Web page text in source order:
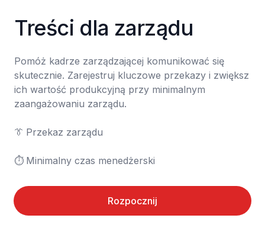
Treści dla zarządu
Pomóż kadrze zarządzającej komunikować się
skutecznie. Zarejestruj kluczowe przekazy i zwiększ
ich wartość produkcyjną przy minimalnym
zaangażowaniu zarządu.
👔	Przekaz zarządu
⏱️	Minimalny czas menedżerski
Rozpocznij